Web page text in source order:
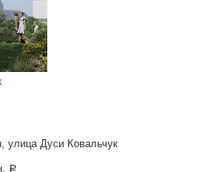
улица Дуси Ковальчук
a